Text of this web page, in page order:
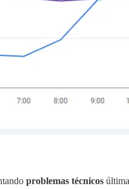
problemas técnicos